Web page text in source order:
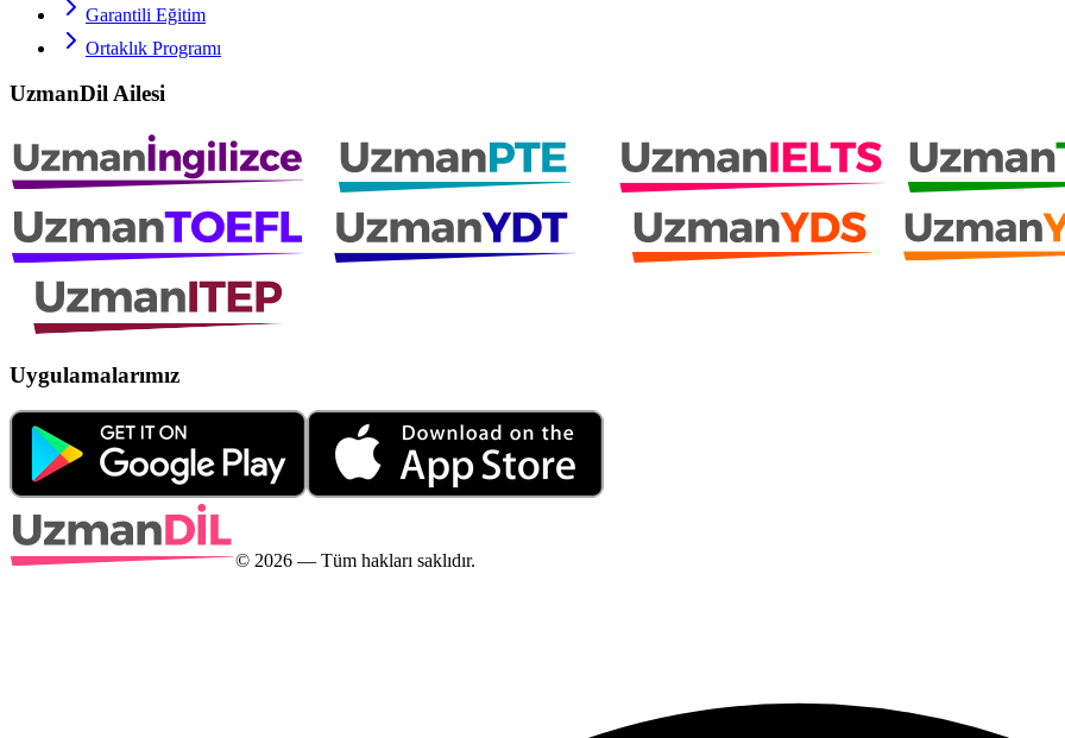
Garantili Eğitim
Ortaklık Programı
UzmanDil Ailesi
Uygulamalarımız
© 2026 — Tüm hakları saklıdır.